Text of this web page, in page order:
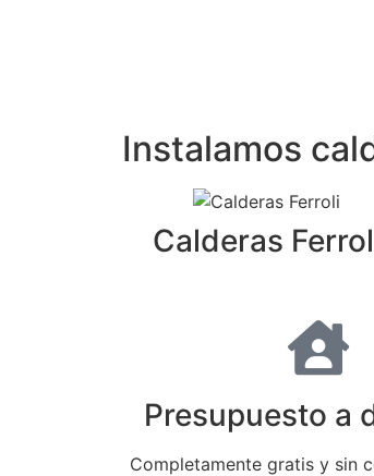
Instalamos
Calderas
Presupuesto a
Completamente gratis y sin